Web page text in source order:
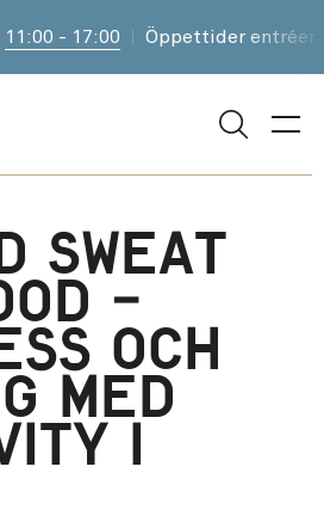
11:00 - 17:00 Öppettider entréer
Sweat
–
och
med
i